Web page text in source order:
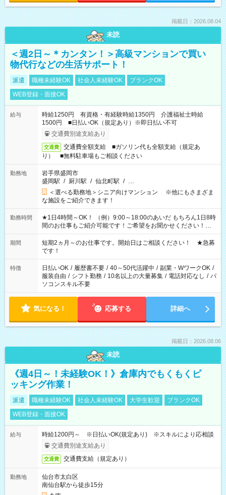
掲載日：2026.08.04
未読
＜週2日～＊カンタン！＞高級マンションで買い
物代行などの生活サポート！
派遣 職種未経験OK 社会人未経験OK
ブランクOK
WEB登録・面接OK
給与
時給1250円 有資格・有経験時給1350円 介護福祉士時給
1500円 ■日払いOK（規定あり）※即日払い不可
交通費別途支給あり
交通費
交通費全額支給 ■ガソリン代も全額支給（規定あ
り） ■無料駐車場もご相談ください
勤務地
岩手県盛岡市
盛岡駅 / 厨川駅 / 仙北町駅 / …
＜選べる勤務地＞シニア向けマンション ※他にもさまざま
な施設をご紹介できます！
勤務時間
★1日4時間～OK！ （例）9:00～18:00のあいだ もちろん1日8時
間のお仕事もご紹介可能です！ご希望をお聞かせください！★
家庭の都合でお休みが必要な場合も遠慮なくご相談ください。
※週最低15時間以上の勤務が必要です
期間
短期2ヵ月～のお仕事です。開始日はご相談ください！ ★急募
です！
特徴 日払いOK / 履歴書不要 / 40～50代活躍中 / 副業・WワークOK /
服装自由 / シフト勤務 / 10名以上の大量募集 / 電話対応なし / パ
ソコンスキル不要
気になる！ 応募する 詳細へ
掲載日：2026.08.06
未読
《週4日～！未経験OK！》倉庫内でもくもくピ
ッキング作業！
派遣 職種未経験OK 社会人未経験OK 大学生歓迎
ブランクOK
WEB登録・面接OK
給与
時給1200円～ ※日払いOK(規定あり) ※スキルにより応相談
交通費別途支給あり
交通費 交通費支給（規定あり）
勤務地
仙台市太白区
南仙台駅から徒歩15分